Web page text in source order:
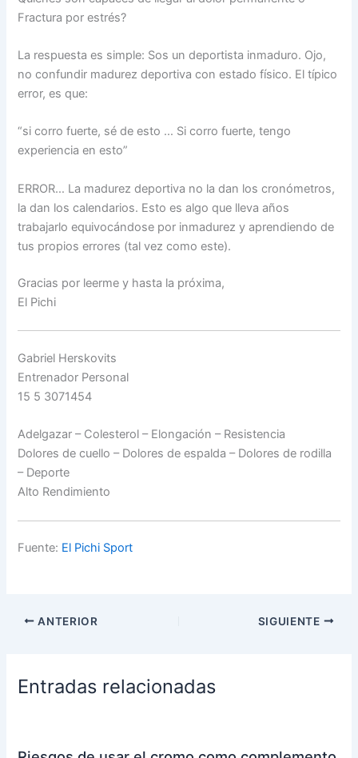
Fractura por estrés?
La respuesta es simple: Sos un deportista inmaduro. Ojo,
no confundir madurez deportiva con estado físico. El típico
error, es que:
“si corro fuerte, sé de esto … Si corro fuerte, tengo
experiencia en esto”
ERROR… La madurez deportiva no la dan los cronómetros,
la dan los calendarios. Esto es algo que lleva años
trabajarlo equivocándose por inmadurez y aprendiendo de
tus propios errores (tal vez como este).
Gracias por leerme y hasta la próxima,
El Pichi
Gabriel Herskovits
Entrenador Personal
15 5 3071454
Adelgazar – Colesterol – Elongación – Resistencia
Dolores de cuello – Dolores de espalda – Dolores de rodilla
– Deporte
Alto Rendimiento
Fuente: El Pichi Sport
ANTERIOR SIGUIENTE
Entradas relacionadas